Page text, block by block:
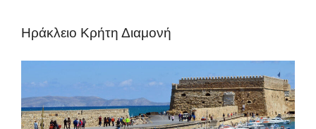
Ηράκλειο Κρήτη Διαμονή